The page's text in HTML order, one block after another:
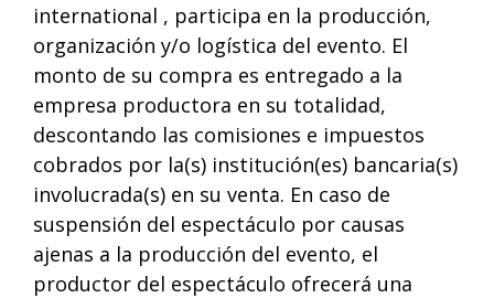
international , participa en la producción,
organización y/o logística del evento. El
monto de su compra es entregado a la
empresa productora en su totalidad,
descontando las comisiones e impuestos
cobrados por la(s) institución(es) bancaria(s)
involucrada(s) en su venta. En caso de
suspensión del espectáculo por causas
ajenas a la producción del evento, el
productor del espectáculo ofrecerá una